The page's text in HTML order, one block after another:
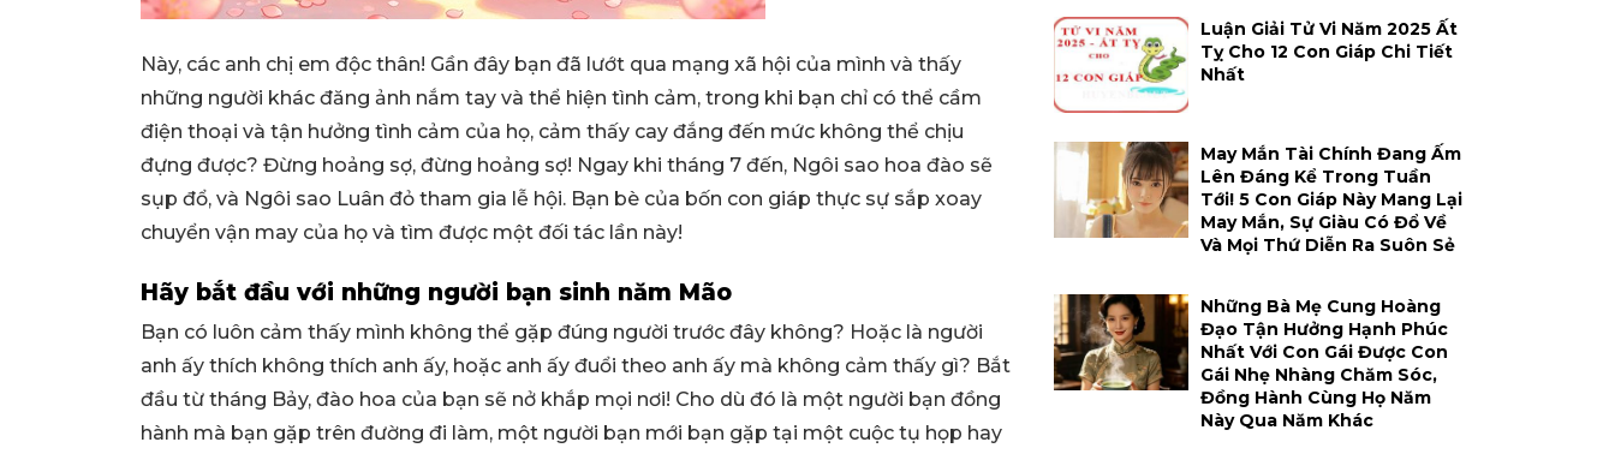
Này, các anh chị em độc thân! Gần đây bạn đã lướt qua mạng xã hội của mình và thấy
những người khác đăng ảnh nắm tay và thể hiện tình cảm, trong khi bạn chỉ có thể cầm
điện thoại và tận hưởng tình cảm của họ, cảm thấy cay đắng đến mức không thể chịu
đựng được? Đừng hoảng sợ, đừng hoảng sợ! Ngay khi tháng 7 đến, Ngôi sao hoa đào sẽ
sụp đổ, và Ngôi sao Luân đỏ tham gia lễ hội. Bạn bè của bốn con giáp thực sự sắp xoay
chuyển vận may của họ và tìm được một đối tác lần này!
Hãy bắt đầu với những người bạn sinh năm Mão
Bạn có luôn cảm thấy mình không thể gặp đúng người trước đây không? Hoặc là người
anh ấy thích không thích anh ấy, hoặc anh ấy đuổi theo anh ấy mà không cảm thấy gì? Bắt
đầu từ tháng Bảy, đào hoa của bạn sẽ nở khắp mọi nơi! Cho dù đó là một người bạn đồng
hành mà bạn gặp trên đường đi làm, một người bạn mới bạn gặp tại một cuộc tụ họp hay
Luận Giải Tử Vi Năm 2025 Ất
Tỵ Cho 12 Con Giáp Chi Tiết
Nhất
May Mắn Tài Chính Đang Ấm
Lên Đáng Kể Trong Tuần
Tới! 5 Con Giáp Này Mang Lại
May Mắn, Sự Giàu Có Đổ Về
Và Mọi Thứ Diễn Ra Suôn Sẻ
Những Bà Mẹ Cung Hoàng
Đạo Tận Hưởng Hạnh Phúc
Nhất Với Con Gái Được Con
Gái Nhẹ Nhàng Chăm Sóc,
Đồng Hành Cùng Họ Năm
Này Qua Năm Khác